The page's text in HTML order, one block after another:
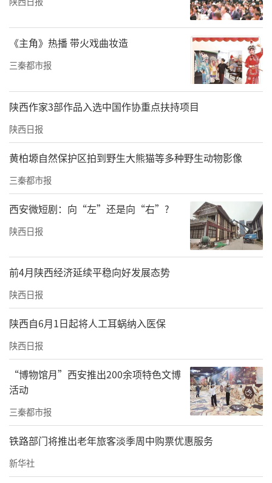
《主角》热播 带火戏曲妆造
三秦都市报
陕西作家3部作品入选中国作协重点扶持项目
陕西日报
黄柏塬自然保护区拍到野生大熊猫等多种野生动物影像
三秦都市报
西安微短剧：向“左”还是向“右”?
陕西日报
前4月陕西经济延续平稳向好发展态势
陕西日报
陕西自6月1日起将人工耳蜗纳入医保
陕西日报
“博物馆月”西安推出200余项特色文博
活动
三秦都市报
铁路部门将推出老年旅客淡季周中购票优惠服务
新华社